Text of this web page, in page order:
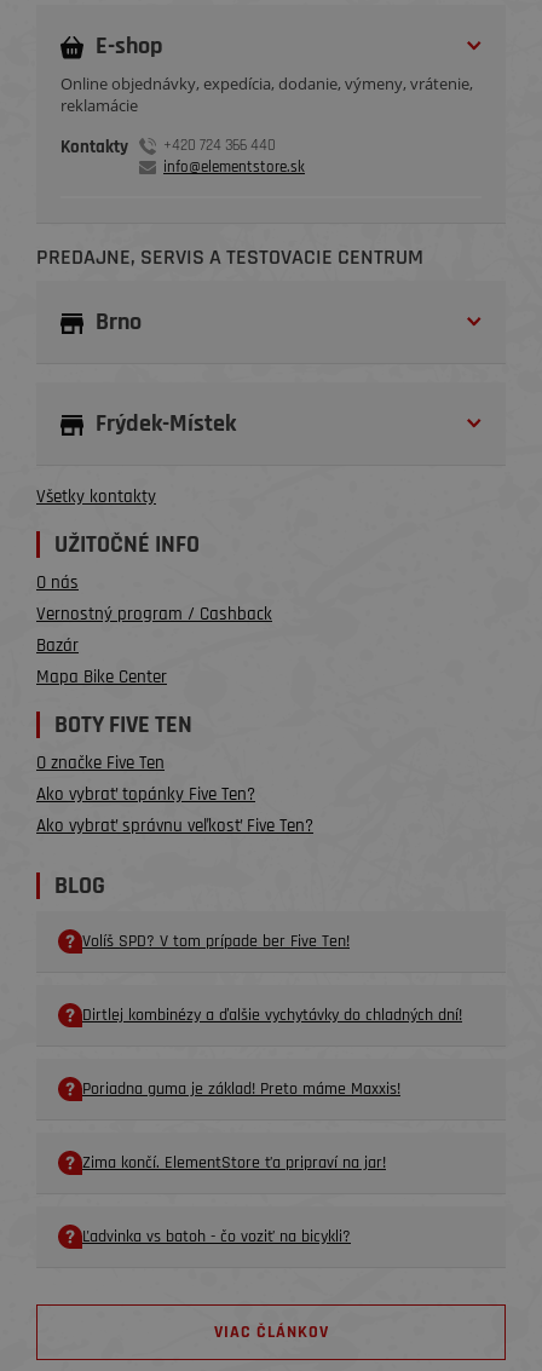
E-shop
Online objednávky, expedícia, dodanie, výmeny, vrátenie,
reklamácie
Kontakty
+420 724 366 440
info@elementstore.sk
PREDAJNE, SERVIS A TESTOVACIE CENTRUM
Brno
Frýdek-Místek
Všetky kontakty
UŽITOČNÉ INFO
O nás
Vernostný program / Cashback
Bazár
Mapa Bike Center
BOTY FIVE TEN
O značke Five Ten
Ako vybrať topánky Five Ten?
Ako vybrať správnu veľkosť Five Ten?
BLOG
Volíš SPD? V tom prípade ber Five Ten!
Dirtlej kombinézy a ďalšie vychytávky do chladných dní!
Poriadna guma je základ! Preto máme Maxxis!
Zima končí. ElementStore ťa pripraví na jar!
Ľadvinka vs batoh - čo voziť na bicykli?
VIAC ČLÁNKOV